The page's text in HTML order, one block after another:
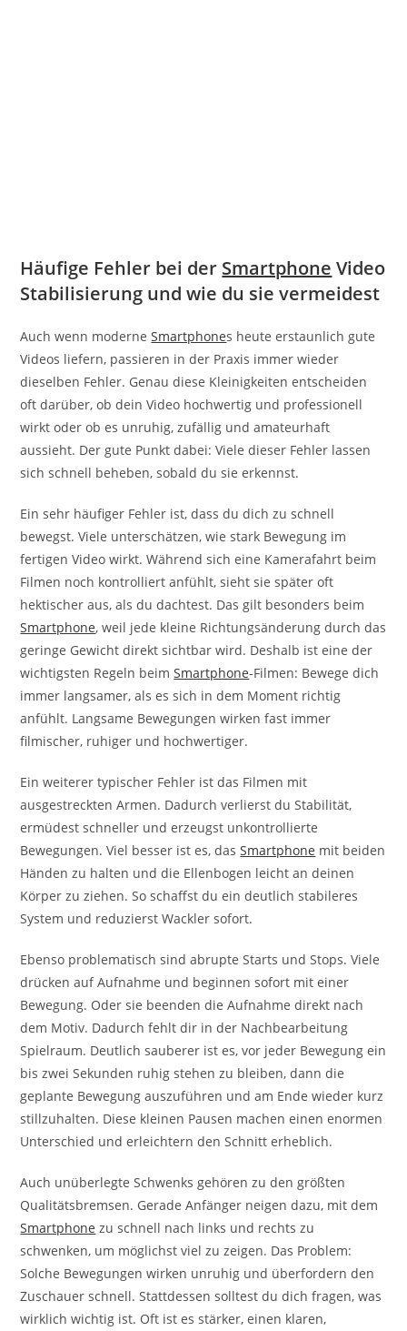
Häufige Fehler bei der Smartphone Video
Stabilisierung und wie du sie vermeidest
Auch wenn moderneSmartphones heute erstaunlich gute
Videos liefern, passieren in der Praxis immer wieder
dieselben Fehler. Genau diese Kleinigkeiten entscheiden
oft darüber, ob dein Video hochwertig und professionell
wirkt oder ob es unruhig, zufällig und amateurhaft
aussieht. Der gute Punkt dabei: Viele dieser Fehler lassen
sich schnell beheben, sobald du sie erkennst.
Ein sehr häufiger Fehler ist, dass du dich zu schnell
bewegst. Viele unterschätzen, wie stark Bewegung im
fertigen Video wirkt. Während sich eine Kamerafahrt beim
Filmen noch kontrolliert anfühlt, sieht sie später oft
hektischer aus, als du dachtest. Das gilt besonders beim
Smartphone, weil jede kleine Richtungsänderung durch das
geringe Gewicht direkt sichtbar wird. Deshalb ist eine der
wichtigsten Regeln beimSmartphone-Filmen: Bewege dich
immer langsamer, als es sich in dem Moment richtig
anfühlt. Langsame Bewegungen wirken fast immer
filmischer, ruhiger und hochwertiger.
Ein weiterer typischer Fehler ist das Filmen mit
ausgestreckten Armen. Dadurch verlierst du Stabilität,
ermüdest schneller und erzeugst unkontrollierte
Bewegungen. Viel besser ist es, dasSmartphone mit beiden
Händen zu halten und die Ellenbogen leicht an deinen
Körper zu ziehen. So schaffst du ein deutlich stabileres
System und reduzierst Wackler sofort.
Ebenso problematisch sind abrupte Starts und Stops. Viele
drücken auf Aufnahme und beginnen sofort mit einer
Bewegung. Oder sie beenden die Aufnahme direkt nach
dem Motiv. Dadurch fehlt dir in der Nachbearbeitung
Spielraum. Deutlich sauberer ist es, vor jeder Bewegung ein
bis zwei Sekunden ruhig stehen zu bleiben, dann die
geplante Bewegung auszuführen und am Ende wieder kurz
stillzuhalten. Diese kleinen Pausen machen einen enormen
Unterschied und erleichtern den Schnitt erheblich.
Auch unüberlegte Schwenks gehören zu den größten
Qualitätsbremsen. Gerade Anfänger neigen dazu, mit dem
Smartphone zu schnell nach links und rechts zu
schwenken, um möglichst viel zu zeigen. Das Problem:
Solche Bewegungen wirken unruhig und überfordern den
Zuschauer schnell. Stattdessen solltest du dich fragen, was
wirklich wichtig ist. Oft ist es stärker, einen klaren,